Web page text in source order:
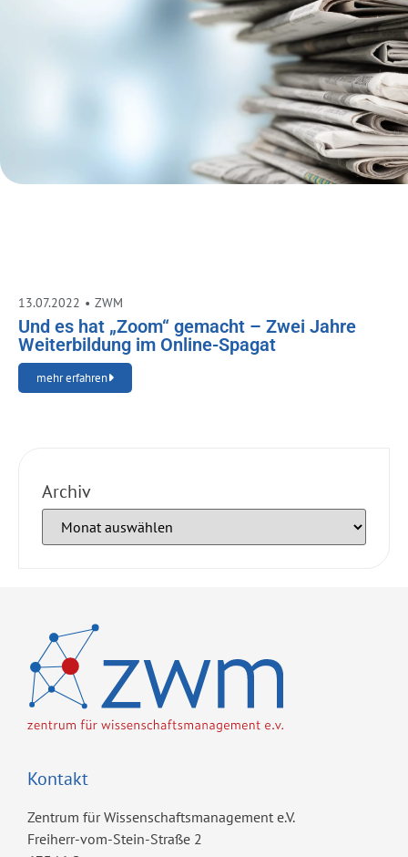
13.07.2022 • ZWM
Und es hat „Zoom“ gemacht – Zwei Jahre
Weiterbildung im Online-Spagat
mehr erfahren
Archiv
Kontakt
Zentrum für Wissenschaftsmanagement e.V.
Freiherr-vom-Stein-Straße 2